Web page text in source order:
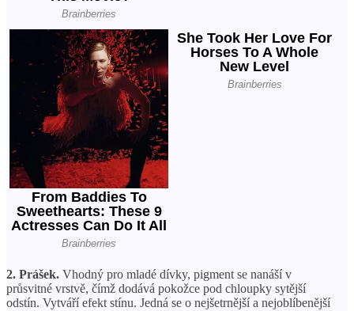
2. Prášek. Vhodný pro mladé dívky, pigment se nanáší v
průsvitné vrstvě, čímž dodává pokožce pod chloupky sytější
odstín. Vytváří efekt stínu. Jedná se o nejšetrnější a nejoblíbenější